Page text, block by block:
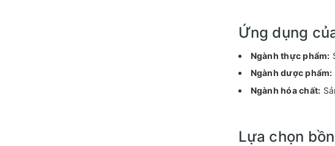
Ứng dụng
Ngành thực phẩm:
Ngành dược phẩm:
Ngành hóa chất:
Lựa chọn